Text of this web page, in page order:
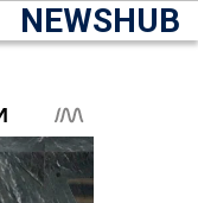
NEWSHUB